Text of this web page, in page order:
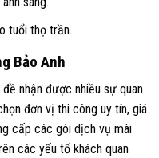
tuổi thọ trần.
Bảo Anh
đề nhận được nhiều sự quan
đơn vị thi công uy tín, giá
cấp các gói dịch vụ mài
các yếu tố khách quan